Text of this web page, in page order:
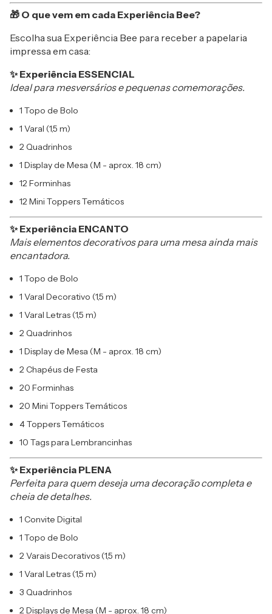
🎁 O que vem em cada Experiência Bee?
Escolha sua Experiência Bee para receber a papelaria
impressa em casa:
✨ Experiência ESSENCIAL
Ideal para mesversários e pequenas comemorações.
1 Topo de Bolo
1 Varal (1,5 m)
2 Quadrinhos
1 Display de Mesa (M - aprox. 18 cm)
12 Forminhas
12 Mini Toppers Temáticos
✨ Experiência ENCANTO
Mais elementos decorativos para uma mesa ainda mais
encantadora.
1 Topo de Bolo
1 Varal Decorativo (1,5 m)
1 Varal Letras (1,5 m)
2 Quadrinhos
1 Display de Mesa (M - aprox. 18 cm)
2 Chapéus de Festa
20 Forminhas
20 Mini Toppers Temáticos
4 Toppers Temáticos
10 Tags para Lembrancinhas
✨ Experiência PLENA
Perfeita para quem deseja uma decoração completa e
cheia de detalhes.
1 Convite Digital
1 Topo de Bolo
2 Varais Decorativos (1,5 m)
1 Varal Letras (1,5 m)
3 Quadrinhos
2 Displays de Mesa (M - aprox. 18 cm)